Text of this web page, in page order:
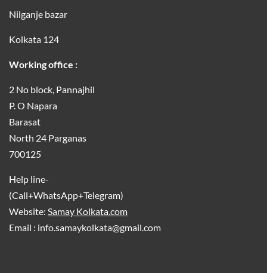
Nilganje bazar
Kolkata 124
Working office :
2 No block, Pannajhil
P. O Napara
Barasat
North 24 Parganas
700125
Help line-
(Call+WhatsApp+Telegram)
Website: Samay Kolkata.com
Email : info.samaykolkata@gmail.com